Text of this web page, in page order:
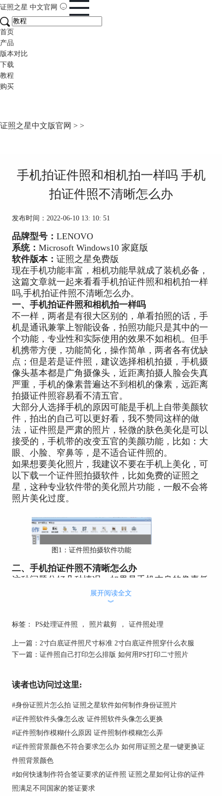
证照之星 中文官网
首页
产品
版本对比
下载
教程
购买
证照之星中文版官网 > >
手机拍证件照和相机拍一样吗 手机
拍证件照不清晰怎么办
发布时间：2022-06-10 13: 10: 51
品牌型号： LENOVO
系统： Microsoft Windows10 家庭版
软件版本： 证照之星免费版
现在手机功能丰富，相机功能早就成了装机必备，
这篇文章就一起来看看手机拍证件照和相机拍一样
吗,手机拍证件照不清晰怎么办。
一、手机拍证件照和相机拍一样吗
不一样，两者是有很大区别的，单看拍照的话，手
机是通讯兼掌上智能设备，拍照功能只是其中的一
个功能，专业性和实际使用的效果不如相机。但手
机携带方便，功能简化，操作简单，两者各有优缺
点；但是若是证件照，建议选择相机拍摄，手机摄
像头基本都是广角摄像头，近距离拍摄人脸会失真
严重，手机的像素普遍达不到相机的像素，远距离
拍摄证件照容易看不清五官。
大部分人选择手机的原因可能是手机上自带美颜软
件，拍出的自己可以更好看，我不赞同这样的做
法，证件照是严肃的照片，轻微的肤色美化是可以
接受的，手机带的改变五官的美颜功能，比如：大
眼、小脸、窄鼻等，是不适合证件照的。
如果想要美化照片，我建议不要在手机上美化，可
以下载一个证件照拍摄软件，比如免费的证照之
星，这种专业软件带的美化照片功能，一般不会将
照片美化过度。
图1：证件照拍摄软件功能
二、手机拍证件照不清晰怎么办
这种问题分好几种情况，如果是手机本身的像素低
问题，就只能通过换设备解决。非设备问题的常见
1、如果是镜头有尘土造成的模糊，可以用负离子
水喷湿镜头，用眼镜布擦拭，保持镜头干净，这种
问题就会改善。
2、采光不好可能会导致画面偏灰不清晰，手机感
噪点，会造成一些朦胧感的不清晰。
3、对焦在人像外的位置也有可能造成人像模糊不
清晰，拍照时可以轻触屏幕，将镜头聚焦在人像
上。
4、人为拍照失误也会造成画面不清晰，拍照时拍
照者保证拿手机的手要稳，避免晃动，被拍照者也
要保持静止，拍照期间不要动。
拍摄的情况下我们可以适当调整照片的对比度和锐
度，理论来说对照片的清晰度会有一定效果的改
展开阅读全文
︾
标签： PS处理证件照 ， 照片裁剪 ， 证件照处理
上一篇： 2寸白底证件照尺寸标准 2寸白底证件照穿什么衣服
下一篇： 证件照自己打印怎么排版 如何用PS打印二寸照片
读者也访问过这里:
#身份证照片怎么拍 证照之星软件如何制作身份证照片
#证件照软件头像怎么改 证件照软件头像怎么更换
#证件照制作模糊什么原因 证件照制作模糊怎么弄
#证件照背景颜色不符合要求怎么办 如何用证照之星一键更换证
件照背景颜色
#如何快速制作符合签证要求的证件照 证照之星如何让你的证件
照满足不同国家的签证要求